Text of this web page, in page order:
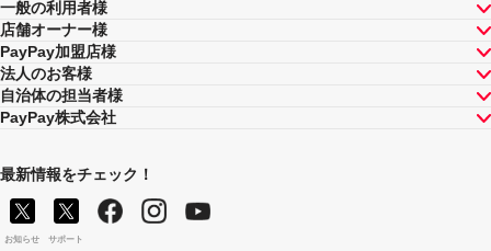
一般の利用者様
店舗オーナー様
PayPay加盟店様
法人のお客様
自治体の担当者様
PayPay株式会社
最新情報をチェック！
お知らせ サポート